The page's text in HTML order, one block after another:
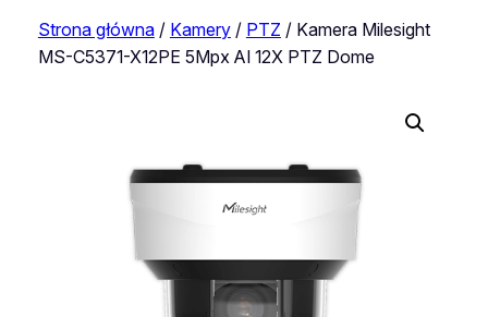
Strona główna/ Kamery/ PTZ / Kamera Milesight
MS-C5371-X12PE 5Mpx AI 12X PTZ Dome